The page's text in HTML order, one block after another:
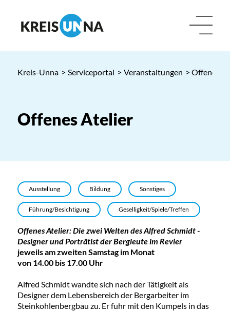
Kreis-Unna > Serviceportal > Veranstaltungen > Offenes
Offenes Atelier
Ausstellung Bildung Sonstiges
Führung/Besichtigung Geselligkeit/Spiele/Treffen
Offenes Atelier: Die zwei Welten des Alfred Schmidt -
Designer und Porträtist der Bergleute im Revier
jeweils am zweiten Samstag im Monat
von 14.00 bis 17.00 Uhr
Alfred Schmidt wandte sich nach der Tätigkeit als
Designer dem Lebensbereich der Bergarbeiter im
Steinkohlenbergbau zu. Er fuhr mit den Kumpels in das